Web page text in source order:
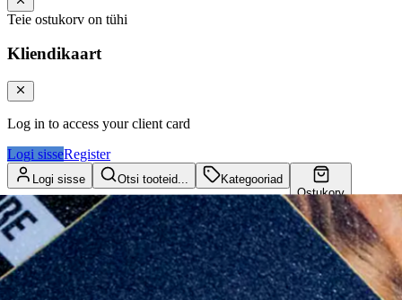
Teie ostukorv on tühi
Kliendikaart
Log in to access your client card
Logi sisseRegister
Logi sisse Otsi tooteid...
Kategooriad
Ostukorv
Kliendikaart